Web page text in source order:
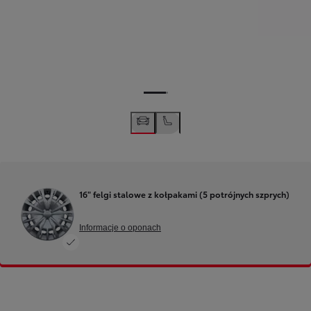
16" felgi stalowe z kołpakami (5 potrójnych szprych)
Informacje o oponach